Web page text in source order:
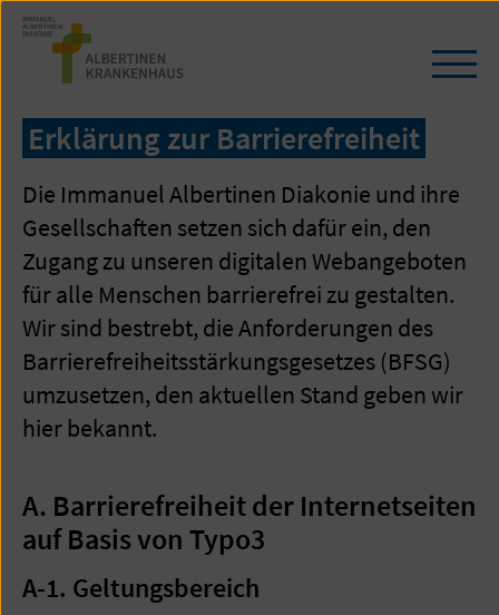
Zum
Seiteninhalt
springen
Erklärung zur Barrierefreiheit
Die Immanuel Albertinen Diakonie und ihre
Gesellschaften setzen sich dafür ein, den
Zugang zu unseren digitalen Webangeboten
für alle Menschen barrierefrei zu gestalten.
Wir sind bestrebt, die Anforderungen des
Barrierefreiheitsstärkungsgesetzes (BFSG)
umzusetzen, den aktuellen Stand geben wir
hier bekannt.
A. Barrierefreiheit der Internetseiten
auf Basis von Typo3
A-1. Geltungsbereich